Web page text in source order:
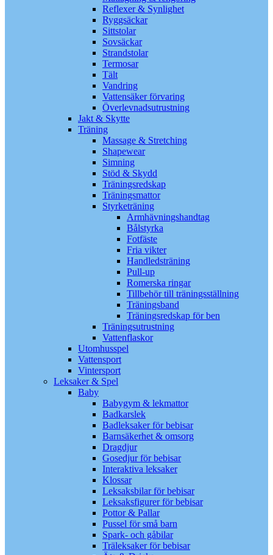
Reflexer & Synlighet
Ryggsäckar
Sittstolar
Sovsäckar
Strandstolar
Termosar
Tält
Vandring
Vattensäker förvaring
Överlevnadsutrustning
Jakt & Skytte
Träning
Massage & Stretching
Shapewear
Simning
Stöd & Skydd
Träningsredskap
Träningsmattor
Styrketräning
Armhävningshandtag
Bålstyrka
Fotfäste
Fria vikter
Handledsträning
Pull-up
Romerska ringar
Tillbehör till träningsställning
Träningsband
Träningsredskap för ben
Träningsutrustning
Vattenflaskor
Utomhusspel
Vattensport
Vintersport
Leksaker & Spel
Baby
Babygym & lekmattor
Badkarslek
Badleksaker för bebisar
Barnsäkerhet & omsorg
Dragdjur
Gosedjur för bebisar
Interaktiva leksaker
Klossar
Leksaksbilar för bebisar
Leksaksfigurer för bebisar
Pottor & Pallar
Pussel för små barn
Spark- och gåbilar
Träleksaker för bebisar